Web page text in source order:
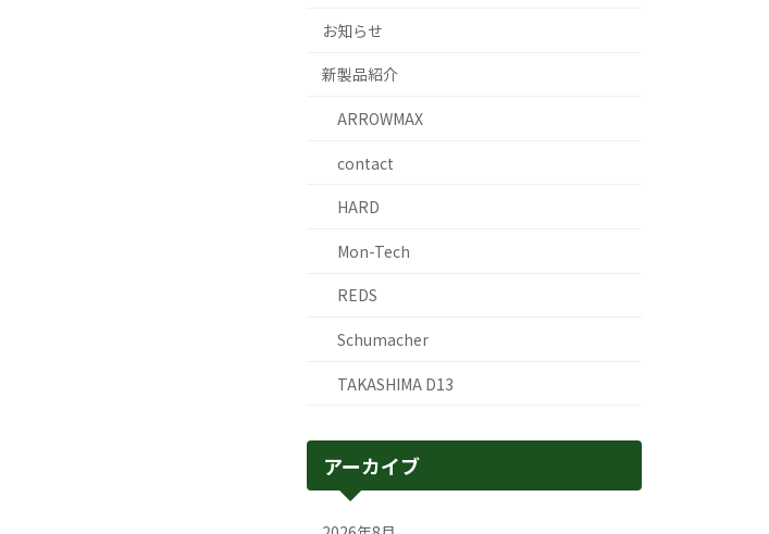
お知らせ
新製品紹介
ARROWMAX
contact
HARD
Mon-Tech
REDS
Schumacher
TAKASHIMA D13
アーカイブ